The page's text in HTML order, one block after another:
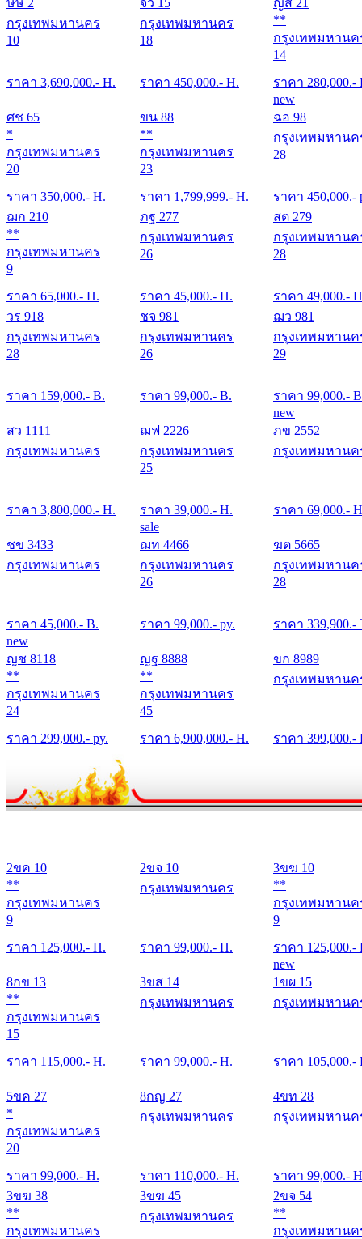
ษษ 2
กรุงเทพมหานคร
10
ราคา 3,690,000.- H.
จว 15
กรุงเทพมหานคร
18
ราคา 450,000.- H.
ญส 21
**
กรุงเทพมหานค
14
ราคา 280,000.-
ศช 65
*
กรุงเทพมหานคร
20
ราคา 350,000.- H.
ขน 88
**
กรุงเทพมหานคร
23
ราคา 1,799,999.- H.
new
ฉอ 98
กรุงเทพมหานค
28
ราคา 450,000.-
ฌก 210
**
กรุงเทพมหานคร
9
ราคา 65,000.- H.
ภฐ 277
กรุงเทพมหานคร
26
ราคา 45,000.- H.
สต 279
กรุงเทพมหานค
28
ราคา 49,000.-
วร 918
กรุงเทพมหานคร
28
ราคา 159,000.- B.
ชจ 981
กรุงเทพมหานคร
26
ราคา 99,000.- B.
ฌว 981
กรุงเทพมหานค
29
ราคา 99,000.-
สว 1111
กรุงเทพมหานคร
ราคา 3,800,000.- H.
ฌฟ 2226
กรุงเทพมหานคร
25
ราคา 39,000.- H.
new
ภข 2552
กรุงเทพมหานค
ราคา 69,000.-
ชข 3433
กรุงเทพมหานคร
ราคา 45,000.- B.
sale
ฌท 4466
กรุงเทพมหานคร
26
ราคา 99,000.- py.
ฆต 5665
กรุงเทพมหานค
28
ราคา 339,900.-
new
ญช 8118
**
กรุงเทพมหานคร
24
ราคา 299,000.- py.
ญฐ 8888
**
กรุงเทพมหานคร
45
ราคา 6,900,000.- H.
ขก 8989
กรุงเทพมหานค
ราคา 399,000.-
2ขค 10
**
กรุงเทพมหานคร
9
ราคา 125,000.- H.
2ขจ 10
กรุงเทพมหานคร
ราคา 99,000.- H.
3ขฆ 10
**
กรุงเทพมหานค
9
ราคา 125,000.-
8กข 13
**
กรุงเทพมหานคร
15
ราคา 115,000.- H.
3ขส 14
กรุงเทพมหานคร
ราคา 99,000.- H.
new
1ขผ 15
กรุงเทพมหานค
ราคา 105,000.-
5ขค 27
*
กรุงเทพมหานคร
20
ราคา 99,000.- H.
8กญ 27
กรุงเทพมหานคร
ราคา 110,000.- H.
4ขท 28
กรุงเทพมหานค
ราคา 99,000.-
3ขฆ 38
**
กรุงเทพมหานคร
3ขฆ 45
กรุงเทพมหานคร
2ขจ 54
**
กรุงเทพมหานค